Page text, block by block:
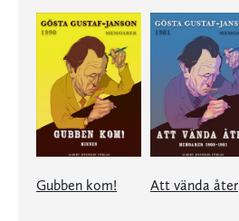
Gubben kom! Att vända åter